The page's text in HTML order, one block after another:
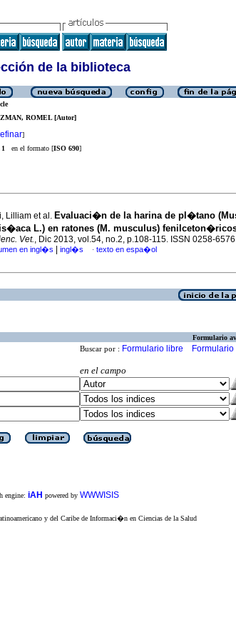
de la biblioteca
ROMEL [Autor]
]
en el formato [ISO 690]
Lilliam et al. Evaluaci�n de la harina de pl�tano
L.) en ratones (M. musculus)
Vet., Dic 2013, vol.54, no.2, p.108-115. ISSN 0258-6576
en ingl�s ingl�s · texto en espa�ol
Formulario
Buscar por : Formulario libre
en el campo
engine: iAH powered by WWWISIS
y del Caribe de Informaci�n en Ciencias de la Salud